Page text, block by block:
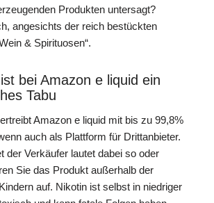
Produkten untersagt?
angesichts der reich bestückten
& Spirituosen“.
bei Amazon e liquid ein
Tabu
Amazon e liquid mit bis zu 99,8%
auch als Plattform für Drittanbieter.
der Verkäufer lautet dabei so oder
Sie das Produkt außerhalb der
auf. Nikotin ist selbst in niedriger